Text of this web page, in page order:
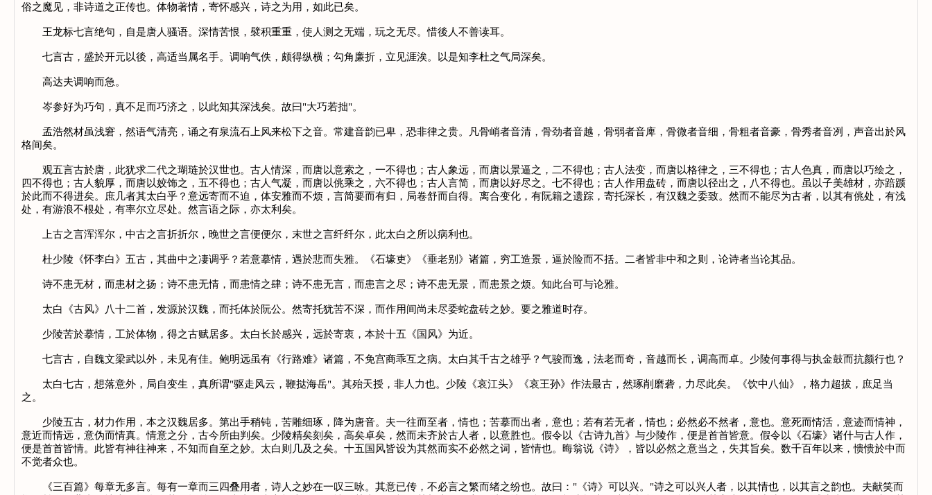
俗之魔见，非诗道之正传也。体物著情，寄怀感兴，诗之为用，如此已矣。
王龙标七言绝句，自是唐人骚语。深情苦恨，襞积重重，使人测之无端，玩之无尽。惜後人不善读耳。
七言古，盛於开元以後，高适当属名手。调响气佚，颇得纵横；勾角廉折，立见涯涘。以是知李杜之气局深矣。
高达夫调响而急。
岑参好为巧句，真不足而巧济之，以此知其深浅矣。故曰"大巧若拙"。
孟浩然材虽浅窘，然语气清亮，诵之有泉流石上风来松下之音。常建音韵已卑，恐非律之贵。凡骨峭者音清，骨劲者音越，骨弱者音庳，骨微者音细，骨粗者音豪，骨秀者音冽，声音出於风
格间矣。
观五言古於唐，此犹求二代之瑚琏於汉世也。古人情深，而唐以意索之，一不得也；古人象远，而唐以景逼之，二不得也；古人法变，而唐以格律之，三不得也；古人色真，而唐以巧绘之，
四不得也；古人貌厚，而唐以姣饰之，五不得也；古人气凝，而唐以佻乘之，六不得也；古人言简，而唐以好尽之。七不得也；古人作用盘砖，而唐以径出之，八不得也。虽以子美雄材，亦踣踬
於此而不得进矣。庶几者其太白乎？意远寄而不迫，体安雅而不烦，言简要而有归，局卷舒而自得。离合变化，有阮籍之遗踪，寄托深长，有汉魏之委致。然而不能尽为古者，以其有佻处，有浅
处，有游浪不根处，有率尔立尽处。然言语之际，亦太利矣。
上古之言浑浑尔，中古之言折折尔，晚世之言便便尔，末世之言纤纤尔，此太白之所以病利也。
杜少陵《怀李白》五古，其曲中之凄调乎？若意摹情，遇於悲而失雅。《石壕吏》《垂老别》诸篇，穷工造景，逼於险而不括。二者皆非中和之则，论诗者当论其品。
诗不患无材，而患材之扬；诗不患无情，而患情之肆；诗不患无言，而患言之尽；诗不患无景，而患景之烦。知此台可与论雅。
太白《古风》八十二首，发源於汉魏，而托体於阮公。然寄托犹苦不深，而作用间尚未尽委蛇盘砖之妙。要之雅道时存。
少陵苦於摹情，工於体物，得之古赋居多。太白长於感兴，远於寄衷，本於十五《国风》为近。
七言古，自魏文梁武以外，未见有佳。鲍明远虽有《行路难》诸篇，不免宫商乖互之病。太白其千古之雄乎？气骏而逸，法老而奇，音越而长，调高而卓。少陵何事得与执金鼓而抗颜行也？
太白七古，想落意外，局自变生，真所谓"驱走风云，鞭挞海岳"。其殆天授，非人力也。少陵《哀江头》《哀王孙》作法最古，然琢削磨砻，力尽此矣。《饮中八仙》，格力超拔，庶足当
之。
少陵五古，材力作用，本之汉魏居多。第出手稍钝，苦雕细琢，降为唐音。夫一往而至者，情也；苦摹而出者，意也；若有若无者，情也；必然必不然者，意也。意死而情活，意迹而情神，
意近而情远，意伪而情真。情意之分，古今所由判矣。少陵精矣刻矣，高矣卓矣，然而未齐於古人者，以意胜也。假令以《古诗九首》与少陵作，便是首首皆意。假令以《石壕》诸什与古人作，
便是首首皆情。此皆有神往神来，不知而自至之妙。太白则几及之矣。十五国风皆设为其然而实不必然之词，皆情也。晦翁说《诗》，皆以必然之意当之，失其旨矣。数千百年以来，愦愦於中而
不觉者众也。
《三百篇》每章无多言。每有一章而三四叠用者，诗人之妙在一叹三咏。其意已传，不必言之繁而绪之纷也。故曰："《诗》可以兴。"诗之可以兴人者，以其情也，以其言之韵也。夫献笑而